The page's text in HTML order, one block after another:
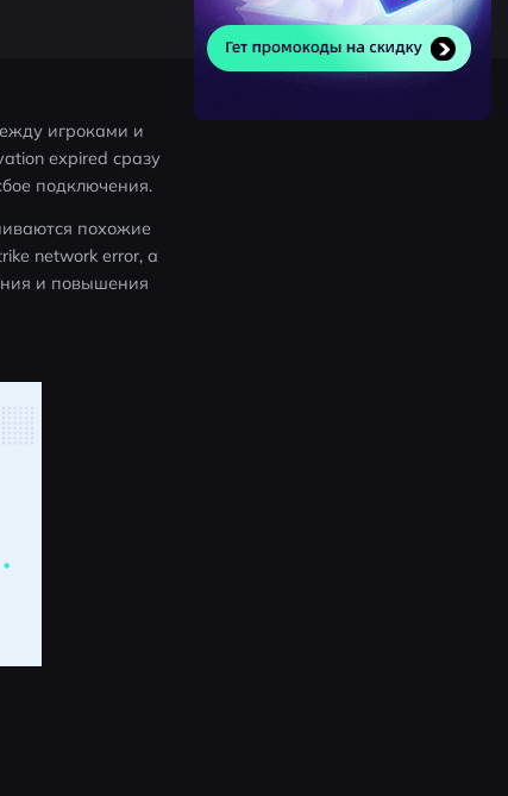
игроками и
expired сразу
подключения.
похожие
network error, а
и повышения